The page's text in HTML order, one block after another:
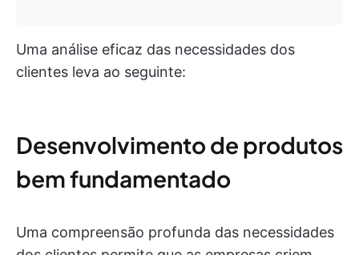
Uma análise eficaz das necessidades dos
clientes leva ao seguinte:
Desenvolvimento de produtos
bem fundamentado
Uma compreensão profunda das necessidades